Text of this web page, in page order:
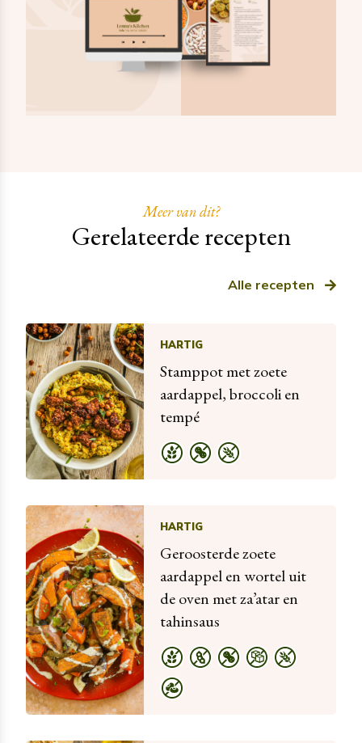
Meer van dit?
Gerelateerde recepten
Alle recepten
HARTIG
Stamppot met zoete
aardappel, broccoli en
tempé
HARTIG
Geroosterde zoete
aardappel en wortel uit
de oven met za’atar en
tahinsaus